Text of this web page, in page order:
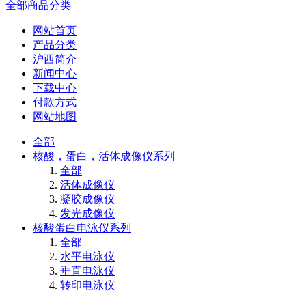
全部商品分类
网站首页
产品分类
沪西简介
新闻中心
下载中心
付款方式
网站地图
全部
核酸，蛋白，活体成像仪系列
全部
活体成像仪
凝胶成像仪
发光成像仪
核酸蛋白电泳仪系列
全部
水平电泳仪
垂直电泳仪
转印电泳仪